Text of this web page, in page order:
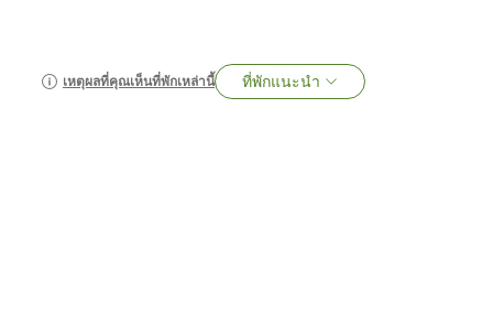
เหตุผลที่คุณเห็นที่พักเหล่านี้ ที่พักแนะนำ